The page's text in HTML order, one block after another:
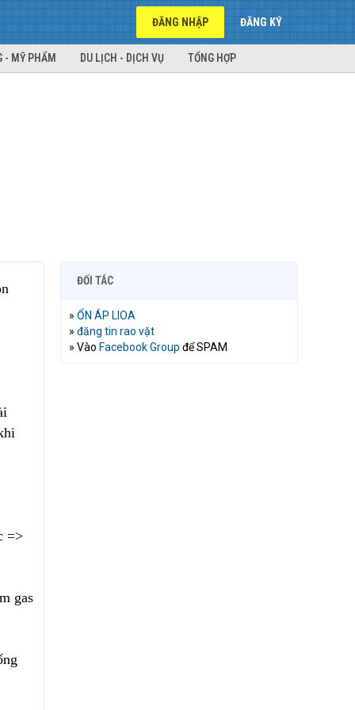
ĐĂNG NHẬP ĐĂNG KÝ
- MỸ PHẨM DU LỊCH - DỊCH VỤ TỔNG HỢP
=>
gas
ĐỐI TÁC
» ỔN ÁP LIOA
» đăng tin rao vặt
» Vào Facebook Group để SPAM